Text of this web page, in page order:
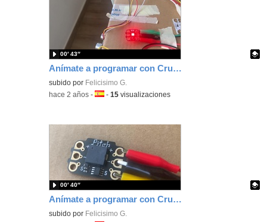
Anímate a programar con Crumble, el sensor de movimiento para controlar el aforo.
Contenido educativo.
subido por Felicisimo G.
00′ 43″
-hace 2 años -Idioma:
-15 visualizaciones
Anímate a programar con Crumble un timbre de una vivienda
Contenido educativo.
subido por Felicisimo G.
00′ 40″